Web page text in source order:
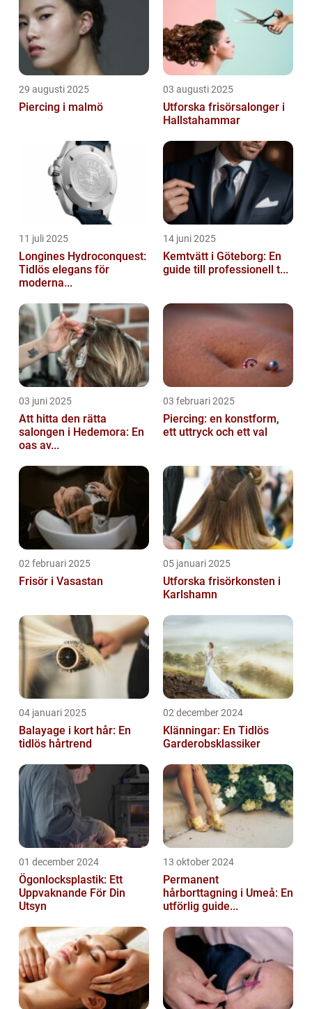
29 augusti 2025
Piercing i malmö
03 augusti 2025
Utforska frisörsalonger i
Hallstahammar
11 juli 2025
Longines Hydroconquest:
Tidlös elegans för
moderna...
14 juni 2025
Kemtvätt i Göteborg: En
guide till professionell t...
03 juni 2025
Att hitta den rätta
salongen i Hedemora: En
oas av...
03 februari 2025
Piercing: en konstform,
ett uttryck och ett val
02 februari 2025
Frisör i Vasastan
05 januari 2025
Utforska frisörkonsten i
Karlshamn
04 januari 2025
Balayage i kort hår: En
tidlös hårtrend
02 december 2024
Klänningar: En Tidlös
Garderobsklassiker
01 december 2024
Ögonlocksplastik: Ett
Uppvaknande För Din
Utsyn
13 oktober 2024
Permanent
hårborttagning i Umeå: En
utförlig guide...